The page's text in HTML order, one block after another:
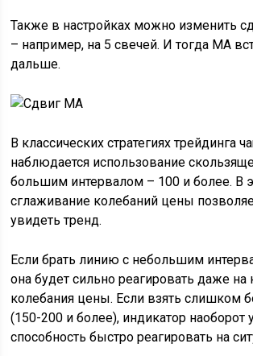
Также в настройках можно изменить
– например, на 5 свечей. И тогда MA
дальше.
В классических стратегиях трейдинга
наблюдается использование
большим интервалом – 100 и более. В
сглаживание колебаний цены
увидеть тренд.
Если брать линию с небольшим
она будет сильно реагировать даже на
колебания цены. Если взять слишком
(150-200 и более), индикатор наоборот
способность быстро реагировать на